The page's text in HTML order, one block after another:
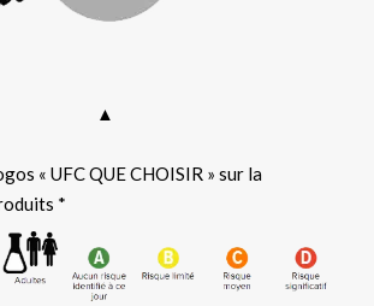
▲
« UFC QUE CHOISIR » sur la
*